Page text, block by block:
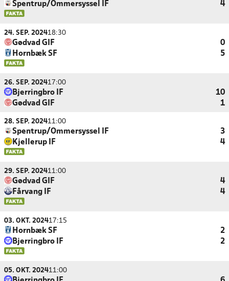
Spentrup/Ommersyssel IF 4
24. SEP. 202418:30
Gødvad GIF
0
Hornbæk SF
5
26. SEP. 202417:00
Bjerringbro IF
10
Gødvad GIF
1
28. SEP. 202411:00
Spentrup/Ommersyssel IF
3
Kjellerup IF
4
29. SEP. 202411:00
Gødvad GIF
4
Fårvang IF
4
03. OKT. 202417:15
Hornbæk SF
2
Bjerringbro IF
2
05. OKT. 202411:00